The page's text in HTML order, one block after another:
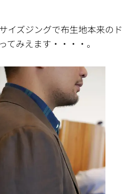
イズジングで布生地本来のド
てみえます・・・・。